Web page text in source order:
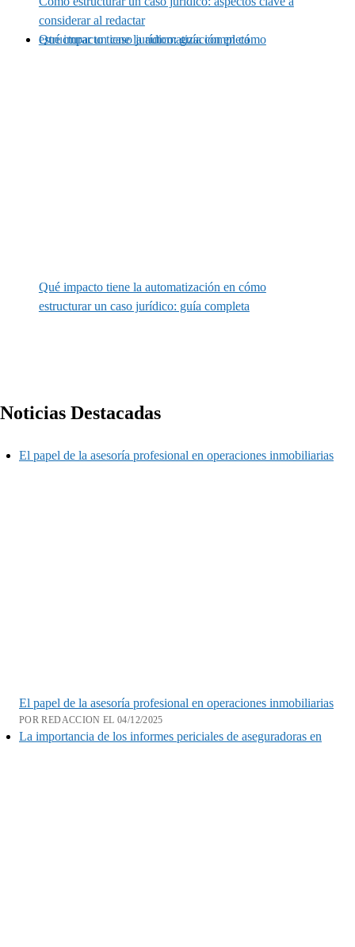
Noticias Destacadas
El papel de la asesoría profesional en operaciones inmobiliarias
El papel de la asesoría profesional en operaciones inmobiliarias
POR REDACCION EL 04/12/2025
La importancia de los informes periciales de aseguradoras en
considerar al redactar
Qué impacto tiene la automatización en cómo estructurar un caso jurídico: guía completa
Qué impacto tiene la automatización en cómo
estructurar un caso jurídico: guía completa